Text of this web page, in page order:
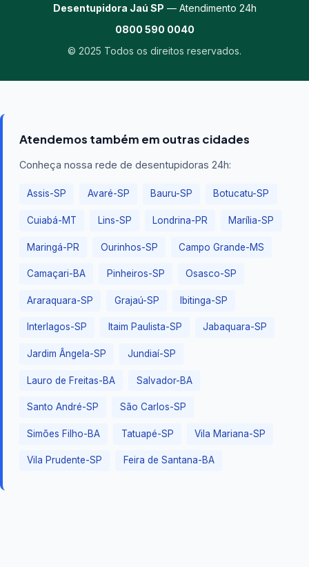
Desentupidora Jaú SP — Atendimento 24h
0800 590 0040
© 2025 Todos os direitos reservados.
Atendemos também em outras cidades
Conheça nossa rede de desentupidoras 24h:
Assis-SP Avaré-SP Bauru-SP Botucatu-SP
Cuiabá-MT Lins-SP Londrina-PR Marília-SP
Maringá-PR Ourinhos-SP Campo Grande-MS
Camaçari-BA Pinheiros-SP Osasco-SP
Araraquara-SP Grajaú-SP Ibitinga-SP
Interlagos-SP Itaim Paulista-SP Jabaquara-SP
Jardim Ângela-SP Jundiaí-SP
Lauro de Freitas-BA Salvador-BA
Santo André-SP São Carlos-SP
Simões Filho-BA Tatuapé-SP Vila Mariana-SP
Vila Prudente-SP Feira de Santana-BA